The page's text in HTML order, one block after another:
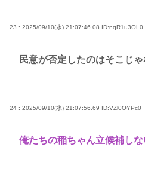
23 : 2025/09/10(水) 21:07:46.08 ID:nqR1u3OL0
民意が否定したのはそこじ
24 : 2025/09/10(水) 21:07:56.69 ID:VZl0OYPc0
俺たちの稲ちゃん立候補し